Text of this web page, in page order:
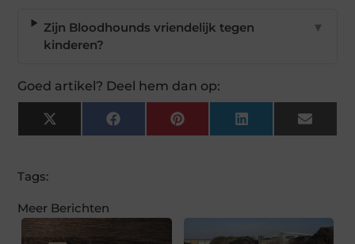
Zijn Bloodhounds vriendelijk tegen
kinderen?
▼
Goed artikel? Deel hem dan op:
X
(Twitter)
FacebookPinterest LinkedIn Email
Tags:
Meer Berichten